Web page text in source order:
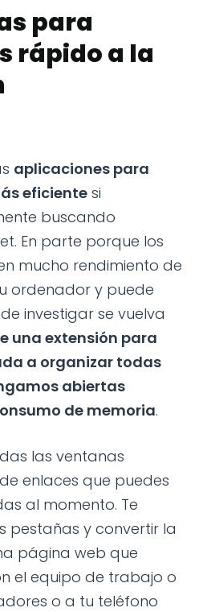
para
rápido a la
aplicaciones para
eficiente si
buscando
En parte porque los
mucho rendimiento de
ordenador y puede
investigar se vuelva
una extensión para
a organizar todas
abiertas
de memoria.
las ventanas
enlaces que puedes
al momento. Te
pestañas y convertir la
página web que
el equipo de trabajo o
o a tu teléfono